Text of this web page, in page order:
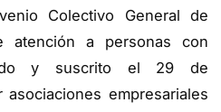
Colectivo General de
atención a personas con
y suscrito el 29 de
empresariales